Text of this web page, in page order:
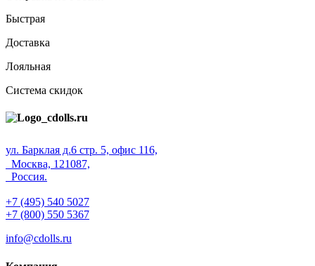
Быстрая
Доставка
Лояльная
Система скидок
ул. Барклая д.6 стр. 5, офис 116,
Москва, 121087,
Россия.
+7 (495) 540 5027
+7 (800) 550 5367
info@cdolls.ru